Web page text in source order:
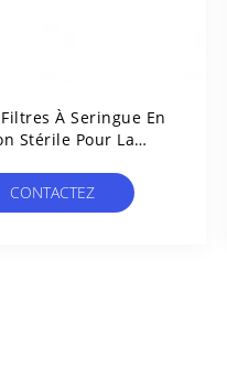
À Seringue En
Stérile Pour La
L'eau Purifiée
CONTACTEZ